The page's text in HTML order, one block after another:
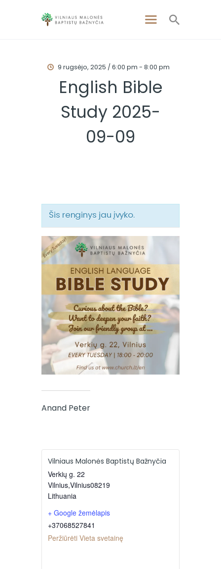
9 rugsėjo, 2025 / 6:00 pm -8:00 pm
English Bible
Study 2025-
09-09
PAGRINDINIS
APIE MUS
APSILANKYKITE
Šis renginys jau įvyko.
Anand Peter
Vilniaus Malonės Baptistų Bažnyčia
Verkių g. 22
Vilnius,Vilnius08219
Lithuania
+ Google žemėlapis
+37068527841
Peržiūrėti Vieta svetainę